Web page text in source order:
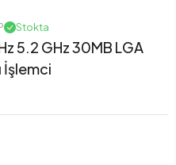
Stokta
5.2 GHz 30MB LGA
İşlemci